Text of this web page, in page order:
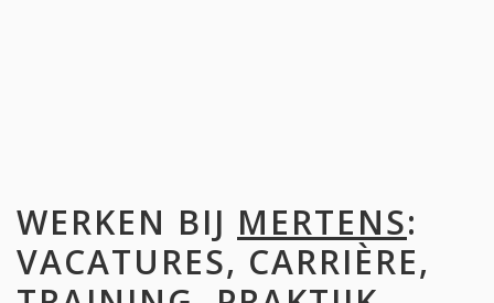
WERKEN BIJ MERTENS:
VACATURES, CARRIÈRE,